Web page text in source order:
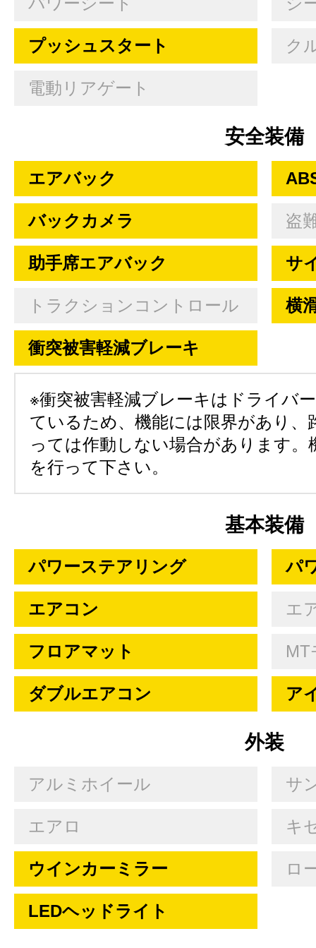
プッシュスタート ク
電動リアゲート
安全装備
エアバック
バックカメラ 盗
助手席エアバック サ
トラクションコントロール 横
衝突被害軽減ブレーキ
※衝突被害軽減ブレーキはドライバ
ているため、機能には限界があり、
っては作動しない場合があります。
を行って下さい。
基本装備
パワーステアリング パ
エアコン エ
フロアマット MT
ダブルエアコン ア
外装
アルミホイール サ
エアロ キ
ウインカーミラー ロ
LEDヘッドライト